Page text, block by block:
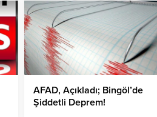
AFAD, Açıkladı; Bingöl’de
Şiddetli Deprem!